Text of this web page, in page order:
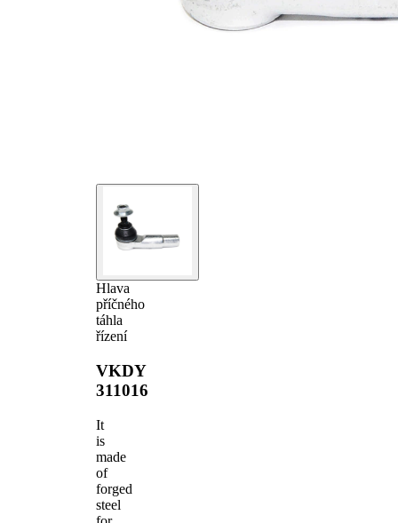
Hlava
příčného
táhla
řízení
VKDY
311016
It
is
made
of
forged
steel